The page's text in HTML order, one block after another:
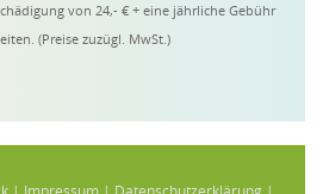
von 24,- € + eine jährliche Gebühr
(Preise zuzügl. MwSt.)